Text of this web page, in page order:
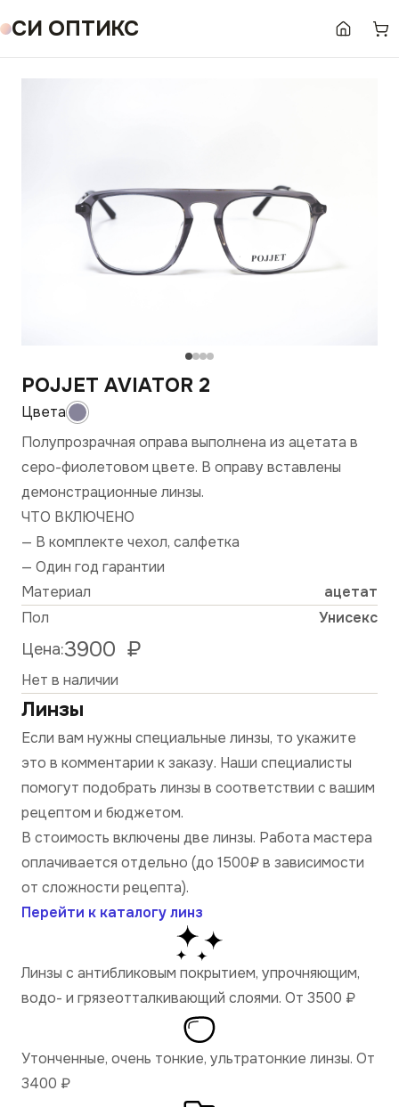
СИ ОПТИКС
POJJET AVIATOR 2
Полупрозрачная оправа выполнена из ацетата в
серо-фиолетовом цвете. В оправу вставлены
демонстрационные линзы.
ЧТО ВКЛЮЧЕНО
— В комплекте чехол, салфетка
— Один год гарантии
Материал
ацетат
Пол
Унисекс
Цена:3900 ₽
Нет в наличии
Линзы
Если вам нужны специальные линзы, то укажите
это в комментарии к заказу. Наши специалисты
помогут подобрать линзы в соответствии с вашим
рецептом и бюджетом.
В стоимость включены две линзы. Работа мастера
оплачивается отдельно (до 1500₽ в зависимости
от сложности рецепта).
Перейти к каталогу линз
Линзы с антибликовым покрытием, упрочняющим,
водо- и грязеотталкивающий слоями. От 3500 ₽
Утонченные, очень тонкие, ультратонкие линзы. От
3400 ₽